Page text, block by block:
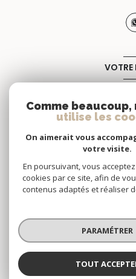
VOTRE
© 2026 |
Nos honoraires
Nos
Admin
Réalisé par :
Comme
utilise les
On aimerait vous
votre visite.
En poursuivant, vous
cookies par ce site, afin de
contenus adaptés et réaliser
PARAMÉTRER
TOUT